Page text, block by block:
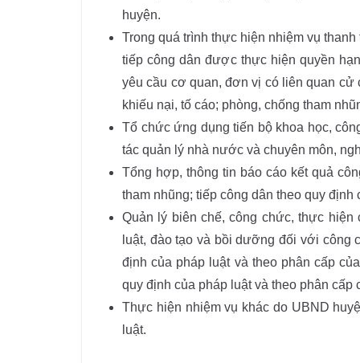
huyện.
Trong quá trình thực hiện nhiệm vụ
tiếp công dân được thực hiện quyền
yêu cầu cơ quan, đơn vị có liên quan cử
khiếu nại, tố cáo; phòng, chống tham
Tổ chức ứng dụng tiến bộ khoa học,
tác quản lý nhà nước và chuyên môn,
Tổng hợp, thông tin báo cáo kết quả
tham nhũng; tiếp công dân theo quy
Quản lý biên chế, công chức, thực
luật, đào tạo và bồi dưỡng đối với công
định của pháp luật và theo phân cấp
quy định của pháp luật và theo phân cấp
Thực hiện nhiệm vụ khác do UBND
luật.